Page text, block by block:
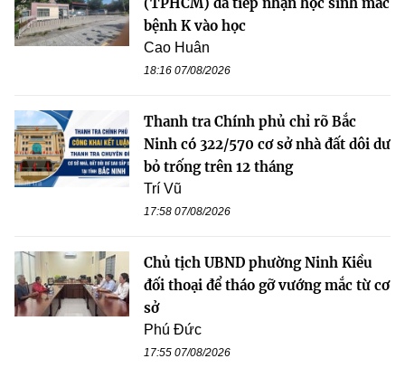
bệnh K vào học
Cao Huân
18:16 07/08/2026
Thanh tra Chính phủ chỉ rõ Bắc
Ninh có 322/570 cơ sở nhà đất dôi dư
bỏ trống trên 12 tháng
Trí Vũ
17:58 07/08/2026
Chủ tịch UBND phường Ninh Kiều
đối thoại để tháo gỡ vướng mắc từ cơ
sở
Phú Đức
17:55 07/08/2026